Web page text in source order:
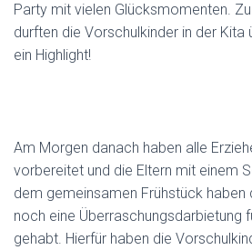
Party mit vielen Glücksmomenten.
durften die Vorschulkinder in der Kita
ein Highlight!
Am Morgen danach haben alle
vorbereitet und die Eltern mit einem
dem gemeinsamen Frühstück haben
noch eine Überraschungsdarbietung
gehabt. Hierfür haben die